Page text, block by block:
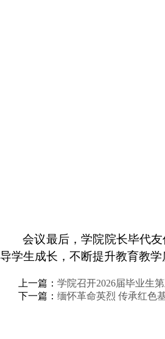
会议最后，学院院长毕代
导学生成长，不断提升教育教
上一篇： 学院召开2026届毕业生
下一篇： 缅怀革命英烈 传承红色